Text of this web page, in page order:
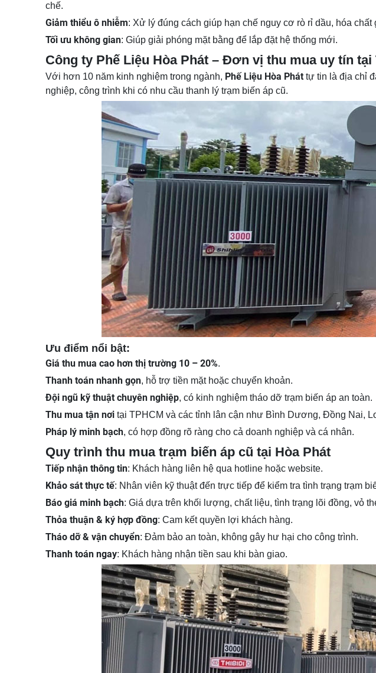
chế.
Giảm thiểu ô nhiễm: Xử lý đúng cách giúp hạn chế nguy cơ rò rỉ dầu, hóa
Tối ưu không gian: Giúp giải phóng mặt bằng để lắp đặt hệ thống mới.
Công ty Phế Liệu Hòa Phát – Đơn vị thu mua uy tín tại
Với hơn 10 năm kinh nghiệm trong ngành, Phế Liệu Hòa Phát tự tin là địa chỉ
nghiệp, công trình khi có nhu cầu thanh lý trạm biến áp cũ.
Ưu điểm nổi bật:
Giá thu mua cao hơn thị trường 10 – 20%.
Thanh toán nhanh gọn, hỗ trợ tiền mặt hoặc chuyển khoản.
Đội ngũ kỹ thuật chuyên nghiệp, có kinh nghiệm tháo dỡ trạm biến áp an toàn.
Thu mua tận nơi tại TPHCM và các tỉnh lân cận như Bình Dương, Đồng Nai,
Pháp lý minh bạch, có hợp đồng rõ ràng cho cả doanh nghiệp và cá nhân.
Quy trình thu mua trạm biến áp cũ tại Hòa Phát
Tiếp nhận thông tin: Khách hàng liên hệ qua hotline hoặc website.
Khảo sát thực tế: Nhân viên kỹ thuật đến trực tiếp để kiểm tra tình trạng trạm
Báo giá minh bạch: Giá dựa trên khối lượng, chất liệu, tình trạng lõi đồng, vỏ
Thỏa thuận & ký hợp đồng: Cam kết quyền lợi khách hàng.
Tháo dỡ & vận chuyển: Đảm bảo an toàn, không gây hư hại cho công trình.
Thanh toán ngay: Khách hàng nhận tiền sau khi bàn giao.